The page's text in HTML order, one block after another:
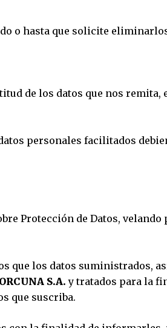
o hasta que solicite
de los datos que nos
personales facilitados
Protección de Datos,
los datos suministrados,
S.A. y tratados para la
que suscriba.